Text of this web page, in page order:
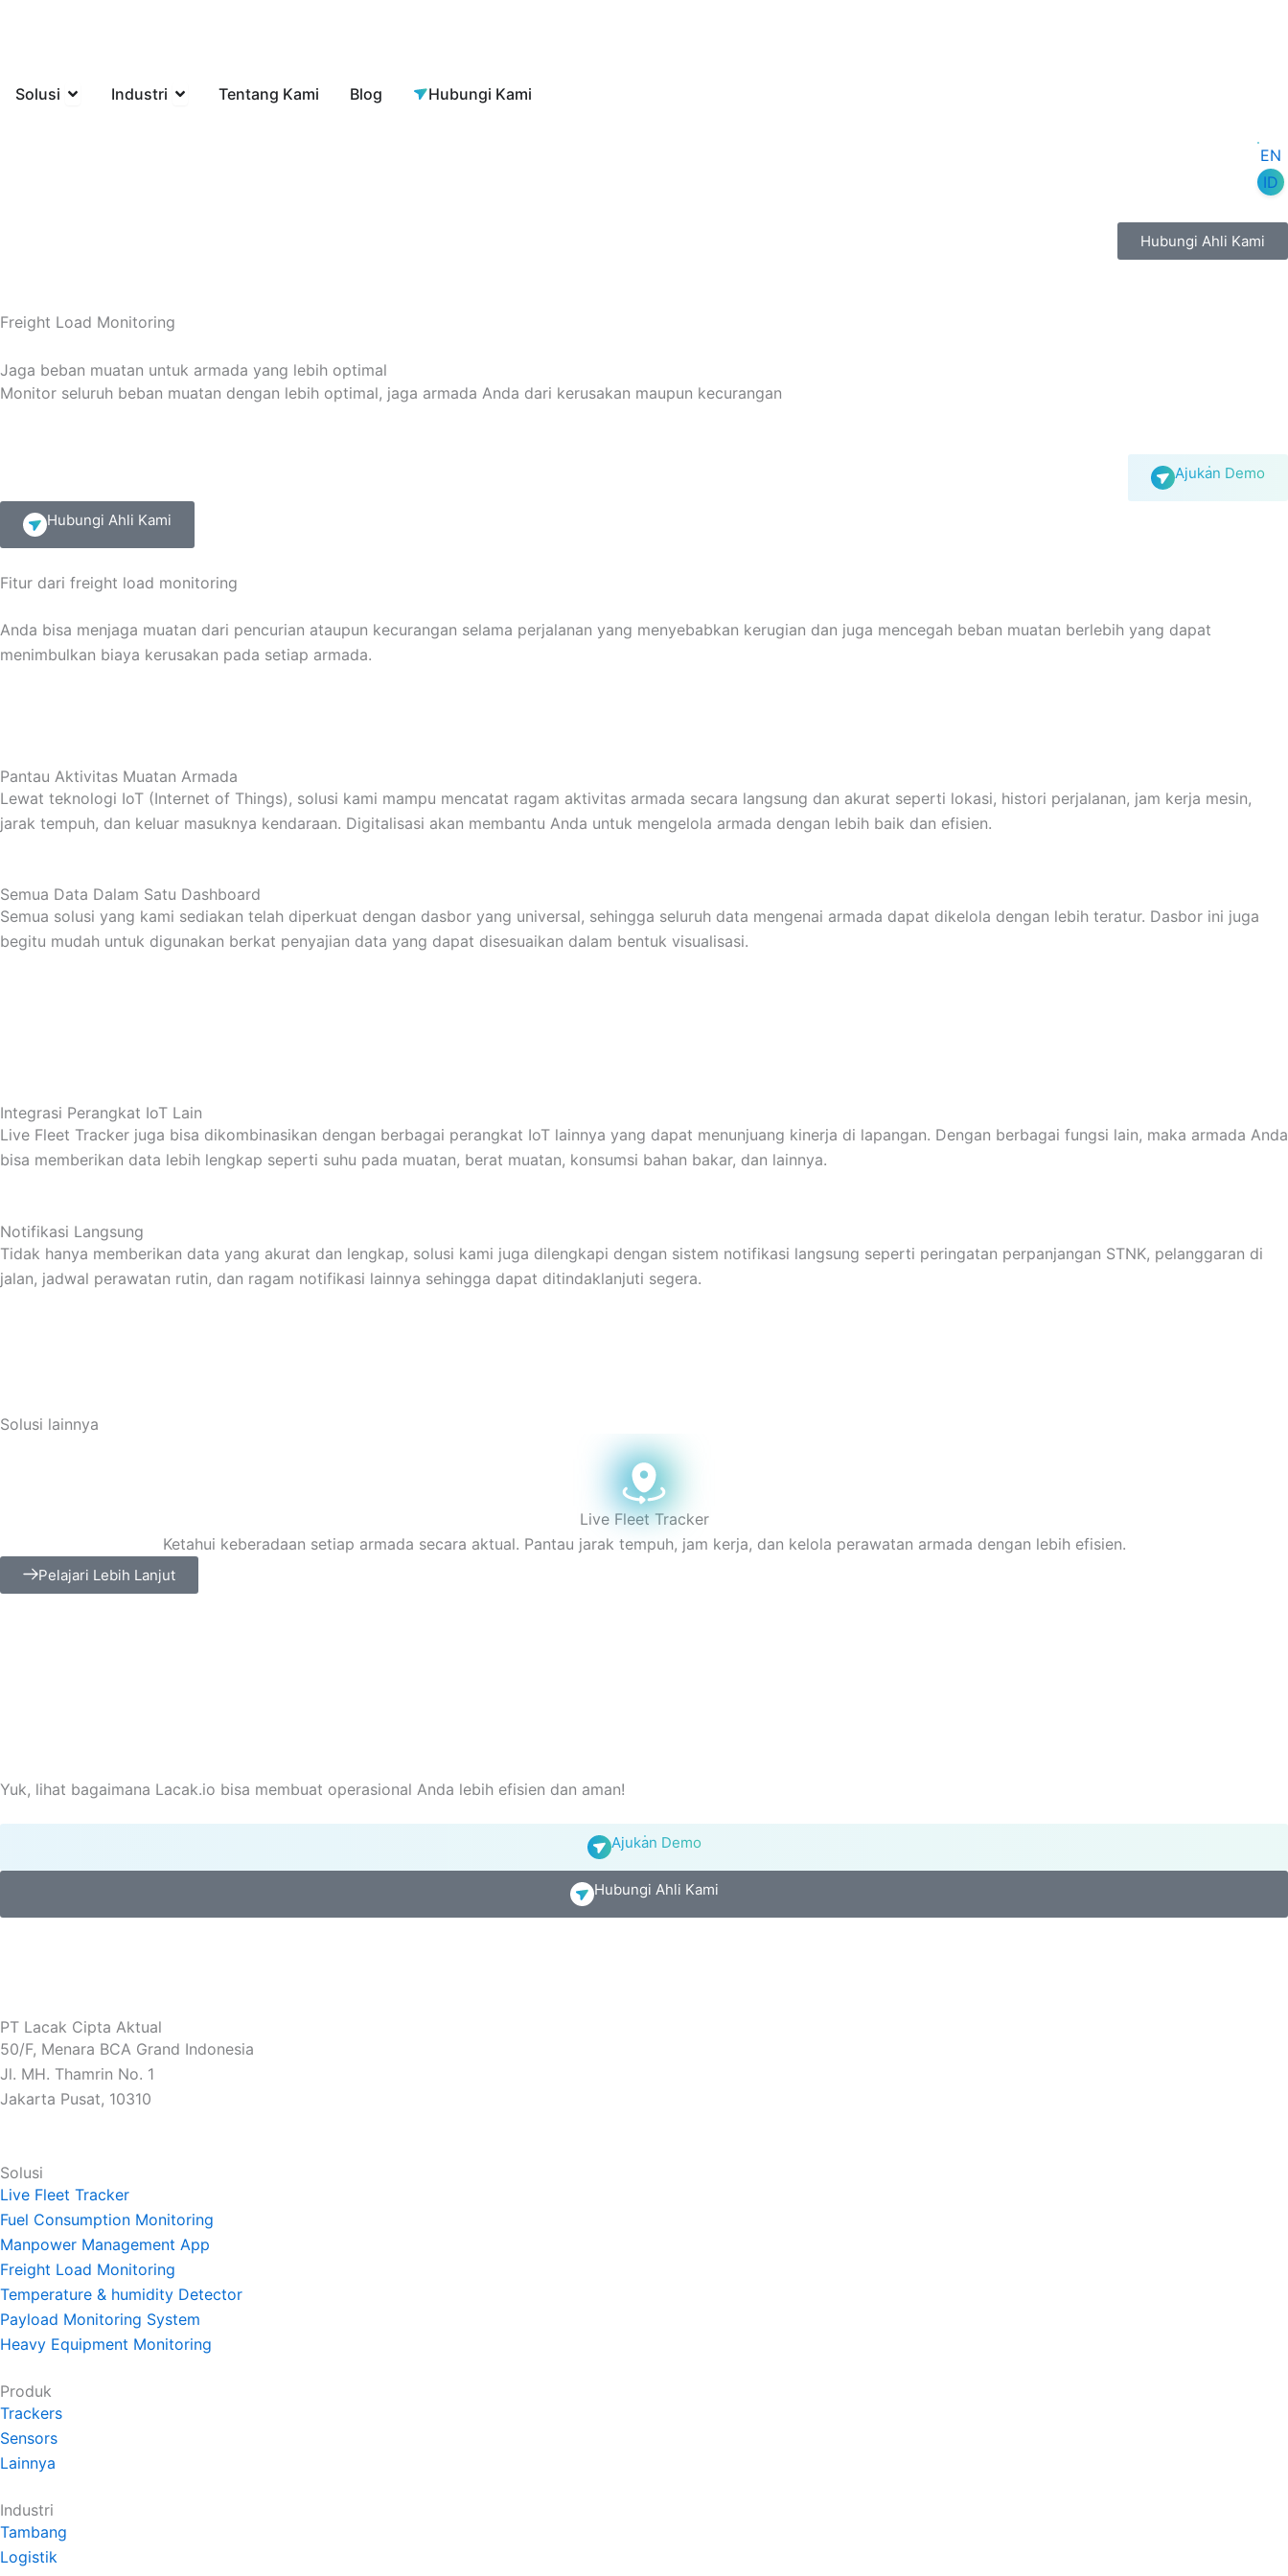
Solusi Open Solusi
Industri Open Industri
Tentang Kami Blog Hubungi Kami
EN
ID
Hubungi Ahli Kami
Freight Load Monitoring
Jaga beban muatan untuk armada yang lebih optimal
Monitor seluruh beban muatan dengan lebih optimal, jaga armada Anda dari kerusakan maupun kecurangan
Ajukan Demo
Hubungi Ahli Kami
Fitur dari freight load monitoring
Anda bisa menjaga muatan dari pencurian ataupun kecurangan selama perjalanan yang menyebabkan kerugian dan juga mencegah beban muatan berlebih yang dapat
menimbulkan biaya kerusakan pada setiap armada.
Pantau Aktivitas Muatan Armada
Lewat teknologi IoT (Internet of Things), solusi kami mampu mencatat ragam aktivitas armada secara langsung dan akurat seperti lokasi, histori perjalanan, jam kerja mesin,
jarak tempuh, dan keluar masuknya kendaraan. Digitalisasi akan membantu Anda untuk mengelola armada dengan lebih baik dan efisien.
Semua Data Dalam Satu Dashboard
Semua solusi yang kami sediakan telah diperkuat dengan dasbor yang universal, sehingga seluruh data mengenai armada dapat dikelola dengan lebih teratur. Dasbor ini juga
begitu mudah untuk digunakan berkat penyajian data yang dapat disesuaikan dalam bentuk visualisasi.
Integrasi Perangkat IoT Lain
Live Fleet Tracker juga bisa dikombinasikan dengan berbagai perangkat IoT lainnya yang dapat menunjuang kinerja di lapangan. Dengan berbagai fungsi lain, maka armada Anda
bisa memberikan data lebih lengkap seperti suhu pada muatan, berat muatan, konsumsi bahan bakar, dan lainnya.
Notifikasi Langsung
Tidak hanya memberikan data yang akurat dan lengkap, solusi kami juga dilengkapi dengan sistem notifikasi langsung seperti peringatan perpanjangan STNK, pelanggaran di
jalan, jadwal perawatan rutin, dan ragam notifikasi lainnya sehingga dapat ditindaklanjuti segera.
Solusi lainnya
Live Fleet Tracker
Ketahui keberadaan setiap armada secara aktual. Pantau jarak tempuh, jam kerja, dan kelola perawatan armada dengan lebih efisien.
Pelajari Lebih Lanjut
Yuk, lihat bagaimana Lacak.io bisa membuat operasional Anda lebih efisien dan aman!
Ajukan Demo
Hubungi Ahli Kami
PT Lacak Cipta Aktual
50/F, Menara BCA Grand Indonesia
Jl. MH. Thamrin No. 1
Jakarta Pusat, 10310
Solusi
Live Fleet Tracker
Fuel Consumption Monitoring
Manpower Management App
Freight Load Monitoring
Temperature & humidity Detector
Payload Monitoring System
Heavy Equipment Monitoring
Produk
Trackers
Sensors
Lainnya
Industri
Tambang
Logistik